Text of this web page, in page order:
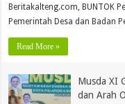
Beritakalteng.com, BUNTOK
Pemerintah Desa dan Badan
Read More »
Musda XI
dan Arah